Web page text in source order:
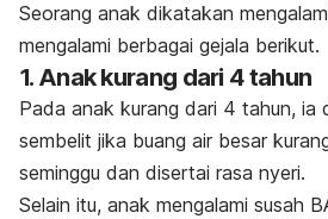
Seorang anak dikatakan
mengalami berbagai gejala berikut.
1. Anak kurang dari 4 tahun
Pada anak kurang dari 4 tahun, ia
sembelit jika buang air besar
seminggu dan disertai rasa nyeri.
Selain itu, anak mengalami susah